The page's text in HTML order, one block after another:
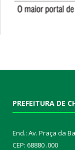
PREFEITURA DE
End.: Av. Praça da
CEP: 68880 .000